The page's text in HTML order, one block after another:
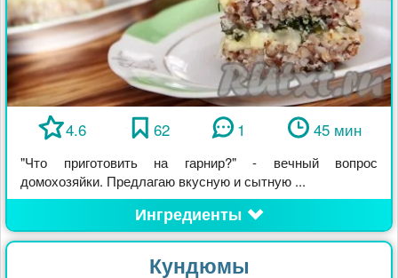
4.6 62 1 45 мин
"Что приготовить на гарнир?" - вечный вопрос
домохозяйки. Предлагаю вкусную и сытную ...
Ингредиенты
Кундюмы